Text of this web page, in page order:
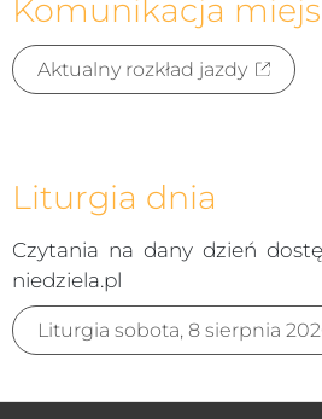
Komunikacja
Aktualny rozkład jazdy
Liturgia dnia
Czytania na dany dzień
niedziela.pl
Liturgia sobota, 8 sierpnia